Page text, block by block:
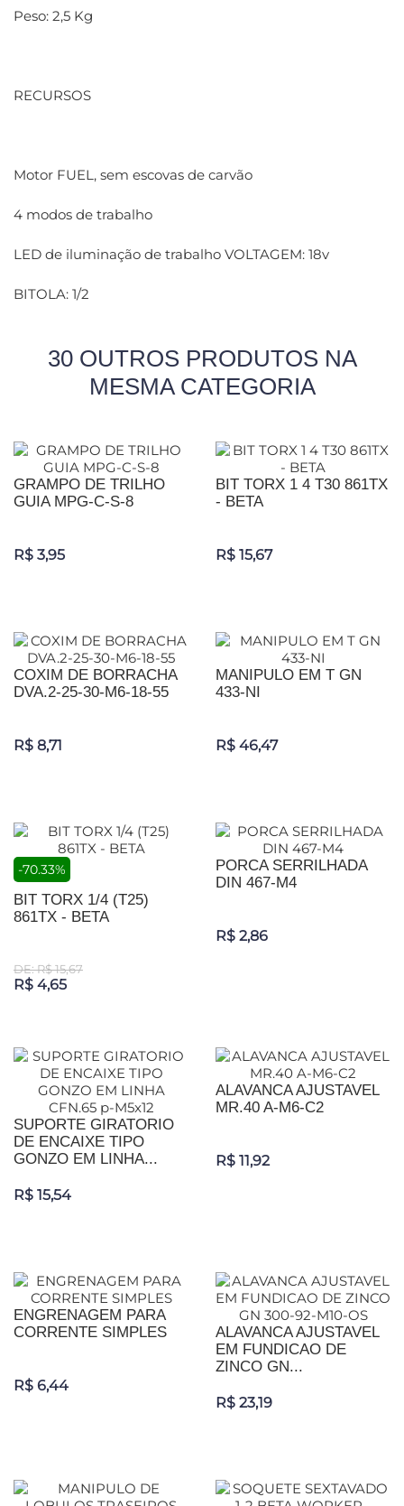
Peso: 2,5 Kg
RECURSOS
Motor FUEL, sem escovas de carvão
4 modos de trabalho
LED de iluminação de trabalho VOLTAGEM: 18v
BITOLA: 1/2
30 OUTROS PRODUTOS NA
MESMA CATEGORIA
GRAMPO DE TRILHO
GUIA MPG-C-S-8
R$ 3,95
BIT TORX 1 4 T30 861TX
- BETA
R$ 15,67
COXIM DE BORRACHA
DVA.2-25-30-M6-18-55
R$ 8,71
MANIPULO EM T GN
433-NI
R$ 46,47
-70.33%
BIT TORX 1/4 (T25)
861TX - BETA
DE: R$ 15,67
R$ 4,65
PORCA SERRILHADA
DIN 467-M4
R$ 2,86
SUPORTE GIRATORIO
DE ENCAIXE TIPO
GONZO EM LINHA...
R$ 15,54
ALAVANCA AJUSTAVEL
MR.40 A-M6-C2
R$ 11,92
ENGRENAGEM PARA
CORRENTE SIMPLES
R$ 6,44
ALAVANCA AJUSTAVEL
EM FUNDICAO DE
ZINCO GN...
R$ 23,19